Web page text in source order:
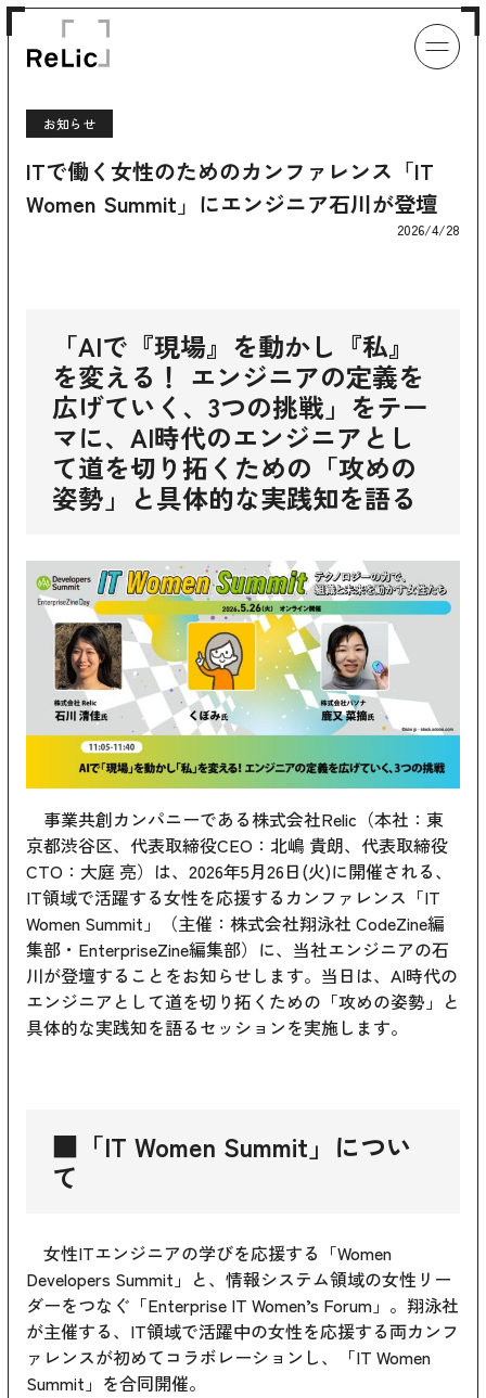
お知らせ
ITで働く女性のためのカンファレンス「IT
Women Summit」にエンジニア石川が登壇
2026/4/28
「AIで『現場』を動かし『私』
を変える！ エンジニアの定義を
広げていく、3つの挑戦」をテー
マに、AI時代のエンジニアとし
て道を切り拓くための「攻めの
姿勢」と具体的な実践知を語る
事業共創カンパニーである株式会社Relic（本社：東
京都渋谷区、代表取締役CEO：北嶋 貴朗、代表取締役
CTO：大庭 亮）は、2026年5月26日(火)に開催される、
IT領域で活躍する女性を応援するカンファレンス「IT
Women Summit」（主催：株式会社翔泳社 CodeZine編
集部・EnterpriseZine編集部）に、当社エンジニアの石
川が登壇することをお知らせします。当日は、AI時代の
エンジニアとして道を切り拓くための「攻めの姿勢」と
具体的な実践知を語るセッションを実施します。
■「IT Women Summit」につい
て
女性ITエンジニアの学びを応援する「Women
Developers Summit」と、情報システム領域の女性リー
ダーをつなぐ「Enterprise IT Women’s Forum」。翔泳社
が主催する、IT領域で活躍中の女性を応援する両カンフ
ァレンスが初めてコラボレーションし、「IT Women
Summit」を合同開催。